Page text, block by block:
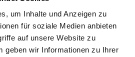
um Inhalte und Anzeigen zu
für soziale Medien anbieten
auf unsere Website zu
geben wir Informationen zu Ihrer
Anfahrt